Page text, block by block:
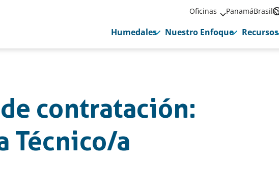
Oficinas PanamáBrasil
Humedales Nuestro Enfoque Recursos
contratación:
Técnico/a